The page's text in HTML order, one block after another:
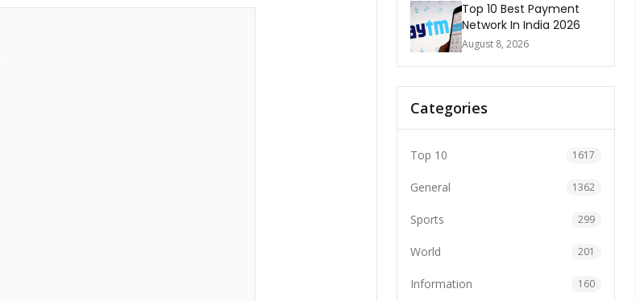
Top 10 Best Payment
Network In India 2026
August 8, 2026
Categories
Top 10 1617
General 1362
Sports 299
World 201
Information 160